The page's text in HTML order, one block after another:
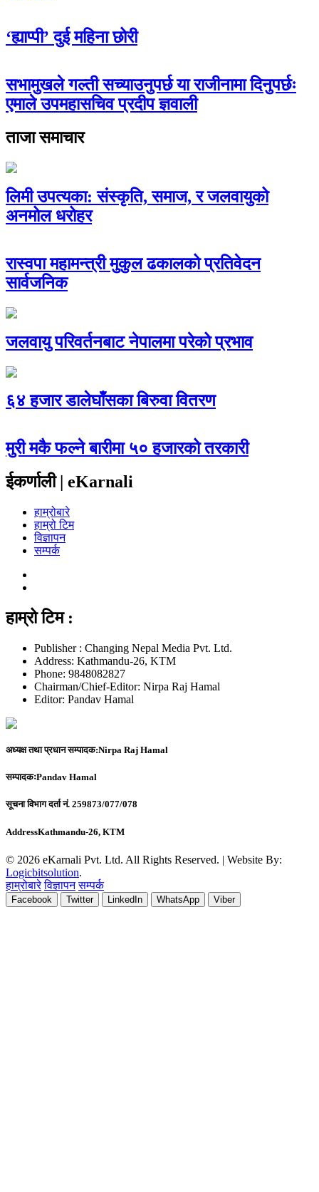
‘ह्याप्पी’ दुई महिना छोरी
सभामुखले गल्ती सच्याउनुपर्छ या राजीनामा दिनुपर्छः
एमाले उपमहासचिव प्रदीप ज्ञवाली
ताजा समाचार
लिमी उपत्यका: संस्कृति, समाज, र जलवायुको
अनमोल धरोहर
रास्वपा महामन्त्री मुकुल ढकालको प्रतिवेदन
सार्वजनिक
जलवायु परिवर्तनबाट नेपालमा परेको प्रभाव
६४ हजार डालेघाँसका बिरुवा वितरण
मुरी मकै फल्ने बारीमा ५० हजारको तरकारी
ईकर्णाली | eKarnali
हाम्रोबारे
हाम्रो टिम
विज्ञापन
सम्पर्क
हाम्रो टिम :
Publisher : Changing Nepal Media Pvt. Ltd.
Address: Kathmandu-26, KTM
Phone: 9848082827
Chairman/Chief-Editor: Nirpa Raj Hamal
Editor: Pandav Hamal
अध्यक्ष तथा प्रधान सम्पादक:Nirpa Raj Hamal
सम्पादकःPandav Hamal
सूचना विभाग दर्ता नं. 259873/077/078
AddressKathmandu-26, KTM
© 2026 eKarnali Pvt. Ltd. All Rights Reserved. | Website By:
Logicbitsolution.
हाम्रोबारे विज्ञापन सम्पर्क
Facebook Twitter LinkedIn WhatsApp Viber